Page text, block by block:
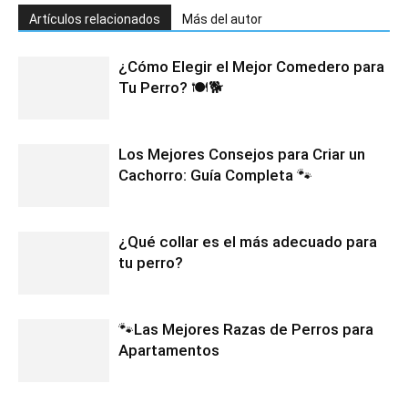
Artículos relacionados Más del autor
¿Cómo Elegir el Mejor Comedero para
Tu Perro? 🍽️🐕
Los Mejores Consejos para Criar un
Cachorro: Guía Completa 🐾
¿Qué collar es el más adecuado para
tu perro?
🐾Las Mejores Razas de Perros para
Apartamentos